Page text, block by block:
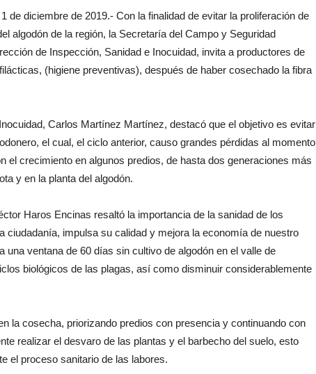
diciembre de 2019.- Con la finalidad de evitar la proliferación de
algodón de la región, la Secretaría del Campo y Seguridad
de Inspección, Sanidad e Inocuidad, invita a productores de
(higiene preventivas), después de haber cosechado la fibra
Carlos Martínez Martínez, destacó que el objetivo es evitar
el cual, el ciclo anterior, causo grandes pérdidas al momento
el crecimiento en algunos predios, de hasta dos generaciones más
y en la planta del algodón.
Haros Encinas resaltó la importancia de la sanidad de los
ciudadanía, impulsa su calidad y mejora la economía de nuestro
una ventana de 60 días sin cultivo de algodón en el valle de
biológicos de las plagas, así como disminuir considerablemente
la cosecha, priorizando predios con presencia y continuando con
realizar el desvaro de las plantas y el barbecho del suelo, esto
el proceso sanitario de las labores.